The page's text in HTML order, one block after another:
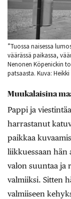
”Tuossa naisessa
väärässä paikassa,
Nenonen Köpenickin
patsaasta. Kuva:
Muukalaisina
Pappi ja
harrastanut
paikkaa
liikkuessaan hän
valon suuntaa ja
valmiiksi. Sitten
valmiiseen